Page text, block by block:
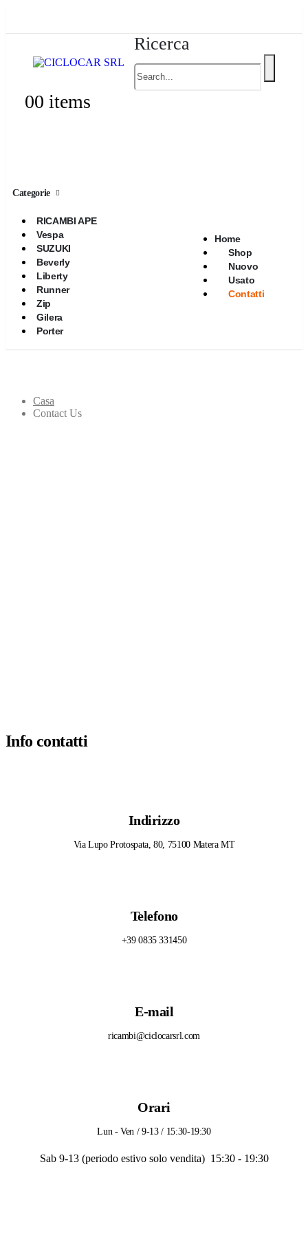
Ricerca
00 items
Categorie
RICAMBI APE
Vespa
SUZUKI
Beverly
Liberty
Runner
Zip
Gilera
Porter
Home
Shop
Nuovo
Usato
Contatti
Casa
Contact Us
Info contatti
Indirizzo
Via Lupo Protospata, 80, 75100 Matera MT
Telefono
+39 0835 331450
E-mail
ricambi@ciclocarsrl.com
Orari
Lun - Ven / 9-13 / 15:30-19:30
Sab 9-13 (periodo estivo solo vendita) 15:30 - 19:30